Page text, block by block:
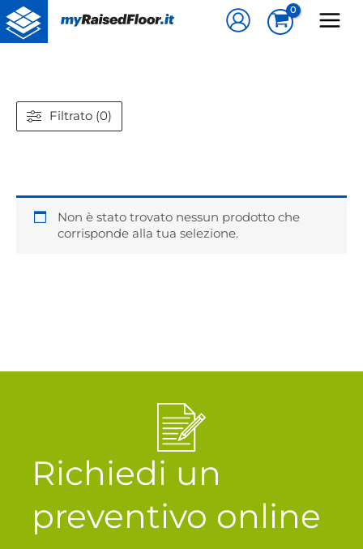
Vai
al
contenuto
Filtrato (0)
Non è stato trovato nessun prodotto che
corrisponde alla tua selezione.
Richiedi un
preventivo online